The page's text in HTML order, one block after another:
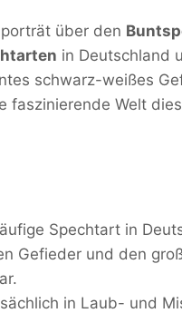
über den
in Deutschland
schwarz-weißes
faszinierende Welt
Spechtart in
Gefieder und den
in Laub- und